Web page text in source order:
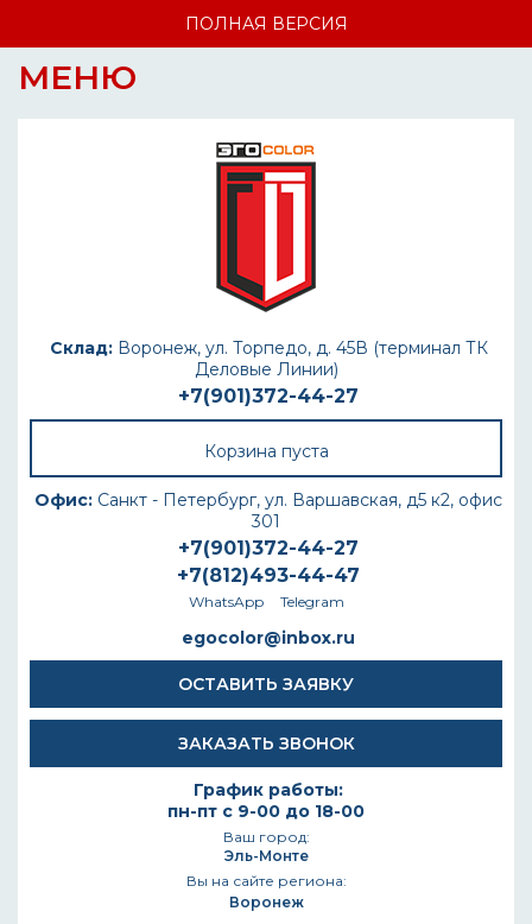
ПОЛНАЯ ВЕРСИЯ
МЕНЮ
Склад:Воронеж, ул. Торпедо, д. 45В (терминал ТК
Деловые Линии)
+7(901)372-44-27
Корзина пуста
Офис: Санкт - Петербург, ул. Варшавская, д5 к2, офис
301
+7(901)372-44-27
+7(812)493-44-47
WhatsApp Telegram
egocolor@inbox.ru
ОСТАВИТЬ ЗАЯВКУ
ЗАКАЗАТЬ ЗВОНОК
График работы:
пн-пт с 9-00 до 18-00
Ваш город:
Эль-Монте
Вы на сайте региона:
Воронеж